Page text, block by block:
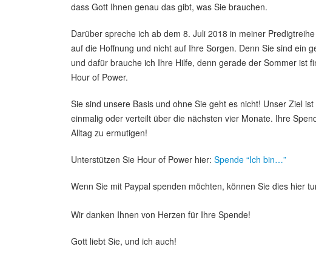
dass Gott Ihnen genau das gibt, was Sie brauchen.
Darüber spreche ich ab dem 8. Juli 2018 in meiner
auf die Hoffnung und nicht auf Ihre Sorgen. Denn Sie sind ein
und dafür brauche ich Ihre Hilfe, denn gerade der Sommer ist
Hour of Power.
Sie sind unsere Basis und ohne Sie geht es nicht! Unser Ziel
einmalig oder verteilt über die nächsten vier Monate. Ihre
Alltag zu ermutigen!
Unterstützen Sie Hour of Power hier: Spende “Ich bin…”
Wenn Sie mit Paypal spenden möchten, können Sie dies hier
Wir danken Ihnen von Herzen für Ihre Spende!
Gott liebt Sie, und ich auch!